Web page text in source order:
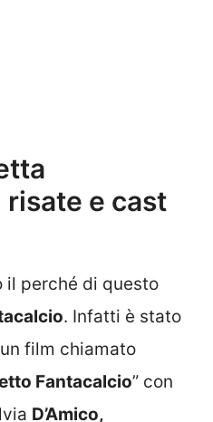
risate e cast
il perché di questo
. Infatti è stato
film chiamato
Fantacalcio” con
D’Amico,